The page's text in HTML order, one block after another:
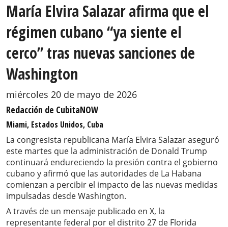
María Elvira Salazar afirma que el
régimen cubano “ya siente el
cerco” tras nuevas sanciones de
Washington
miércoles 20 de mayo de 2026
Redacción de CubitaNOW
Miami, Estados Unidos, Cuba
La congresista republicana María Elvira Salazar aseguró
este martes que la administración de Donald Trump
continuará endureciendo la presión contra el gobierno
cubano y afirmó que las autoridades de La Habana
comienzan a percibir el impacto de las nuevas medidas
impulsadas desde Washington.
A través de un mensaje publicado en X, la
representante federal por el distrito 27 de Florida